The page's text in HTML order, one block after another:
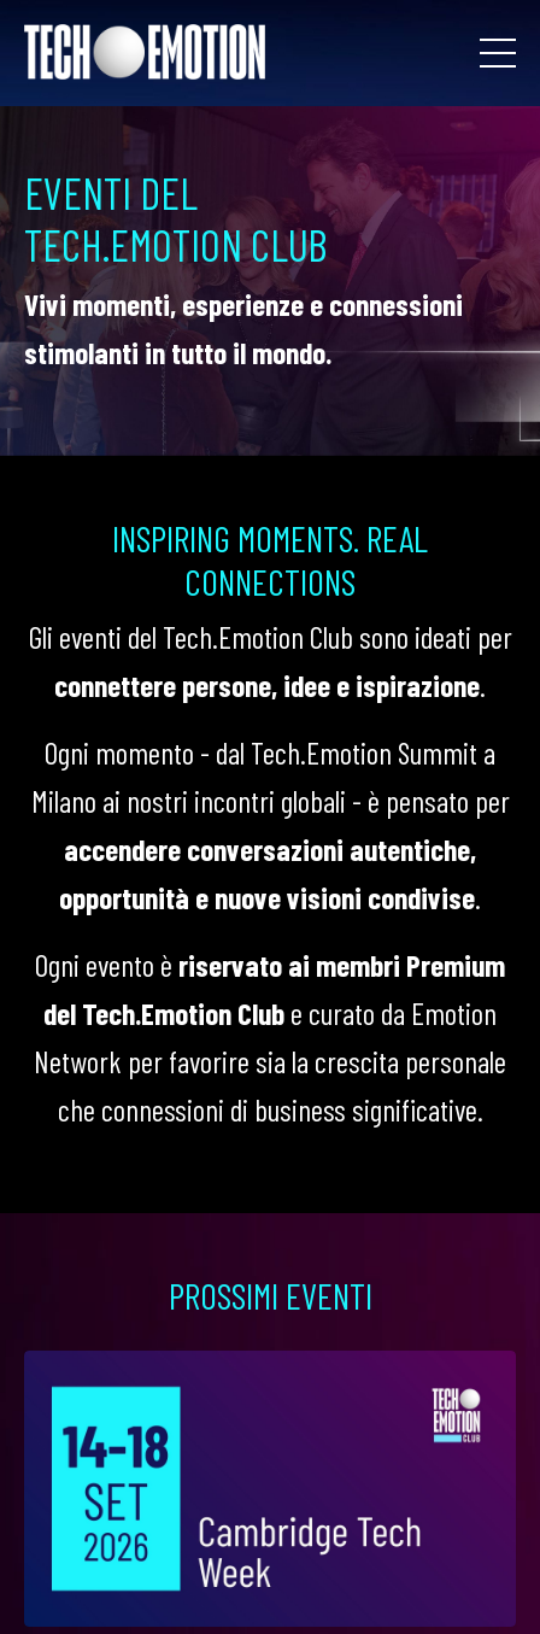
EVENTI DEL
TECH.EMOTION CLUB
Vivi momenti, esperienze e connessioni
stimolanti in tutto il mondo.
INSPIRING MOMENTS. REAL
CONNECTIONS
Gli eventi del Tech.Emotion Club sono ideati per
connettere persone, idee e ispirazione.
Ogni momento - dal Tech.Emotion Summit a
Milano ai nostri incontri globali - è pensato per
accendere conversazioni autentiche,
opportunità e nuove visioni condivise.
Ogni evento è riservato ai membri Premium
del Tech.Emotion Club e curato da Emotion
Network per favorire sia la crescita personale
che connessioni di business significative.
PROSSIMI EVENTI